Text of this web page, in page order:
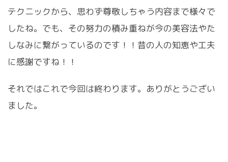
テクニックから、思わず尊敬しちゃう内容まで様々で
したね。でも、その努力の積み重ねが今の美容法やた
しなみに繋がっているのです！！昔の人の知恵や工夫
に感謝ですね！！
それではこれで今回は終わります。ありがとうござい
ました。